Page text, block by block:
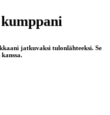
jatkuvaksi tulonlähteeksi. Se